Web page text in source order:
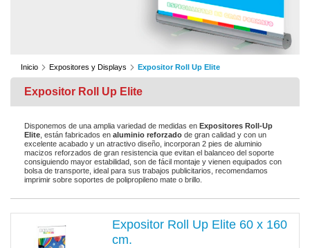
Inicio Expositores y Displays Expositor Roll Up Elite
Expositor Roll Up Elite
Disponemos de una amplia variedad de medidas en Expositores Roll-Up
Elite , están fabricados en aluminio reforzado de gran calidad y con un
excelente acabado y un atractivo diseño, incorporan 2 pies de aluminio
macizos reforzados de gran resistencia que evitan el balanceo del soporte
consiguiendo mayor estabilidad, son de fácil montaje y vienen equipados con
bolsa de transporte, ideal para sus trabajos publicitarios, recomendamos
imprimir sobre soportes de polipropileno mate o brillo.
Expositor Roll Up Elite 60 x 160
cm.